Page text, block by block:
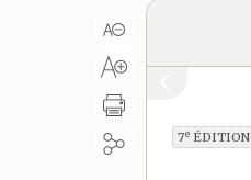
7e ÉDITION